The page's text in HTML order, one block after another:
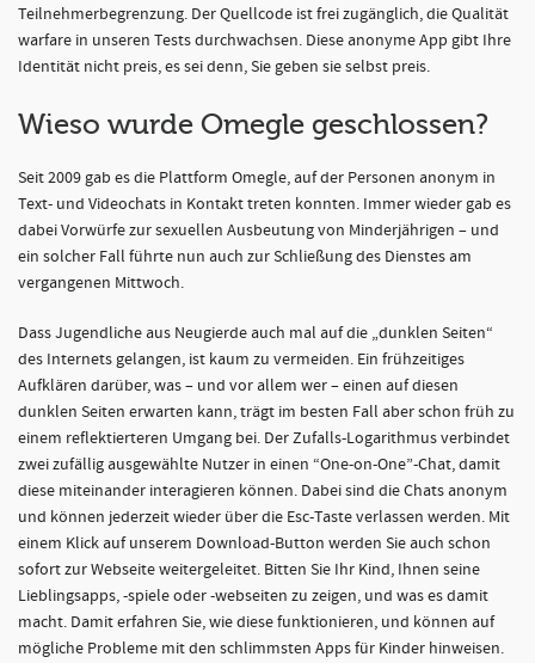
Teilnehmerbegrenzung. Der Quellcode ist frei zugänglich, die Qualität
warfare in unseren Tests durchwachsen. Diese anonyme App gibt Ihre
Identität nicht preis, es sei denn, Sie geben sie selbst preis.
Wieso wurde Omegle geschlossen?
Seit 2009 gab es die Plattform Omegle, auf der Personen anonym in
Text- und Videochats in Kontakt treten konnten. Immer wieder gab es
dabei Vorwürfe zur sexuellen Ausbeutung von Minderjährigen – und
ein solcher Fall führte nun auch zur Schließung des Dienstes am
vergangenen Mittwoch.
Dass Jugendliche aus Neugierde auch mal auf die „dunklen Seiten“
des Internets gelangen, ist kaum zu vermeiden. Ein frühzeitiges
Aufklären darüber, was – und vor allem wer – einen auf diesen
dunklen Seiten erwarten kann, trägt im besten Fall aber schon früh zu
einem reflektierteren Umgang bei. Der Zufalls-Logarithmus verbindet
zwei zufällig ausgewählte Nutzer in einen “One-on-One”-Chat, damit
diese miteinander interagieren können. Dabei sind die Chats anonym
und können jederzeit wieder über die Esc-Taste verlassen werden. Mit
einem Klick auf unserem Download-Button werden Sie auch schon
sofort zur Webseite weitergeleitet. Bitten Sie Ihr Kind, Ihnen seine
Lieblingsapps, -spiele oder -webseiten zu zeigen, und was es damit
macht. Damit erfahren Sie, wie diese funktionieren, und können auf
mögliche Probleme mit den schlimmsten Apps für Kinder hinweisen.